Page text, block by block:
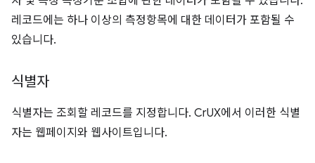
레코드에는 하나 이상의 측정항목에 대한 데이터가 포함될 수
있습니다.
식별자
식별자는 조회할 레코드를 지정합니다. CrUX에서 이러한 식별
자는 웹페이지와 웹사이트입니다.